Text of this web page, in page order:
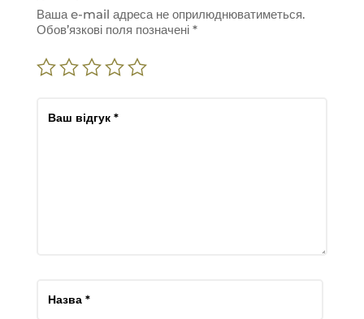
Ваша e-mail адреса не оприлюднюватиметься.
Обов’язкові поля позначені *